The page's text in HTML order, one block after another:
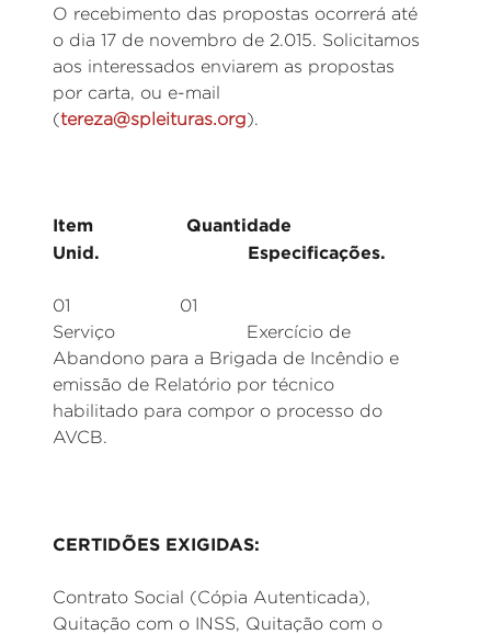
O recebimento das propostas ocorrerá até
o dia 17 de novembro de 2.015. Solicitamos
aos interessados enviarem as propostas
por carta, ou e-mail
(tereza@spleituras.org).
Item Quantidade
Unid. Especificações.
01 01
Serviço Exercício de
Abandono para a Brigada de Incêndio e
emissão de Relatório por técnico
habilitado para compor o processo do
AVCB.
CERTIDÕES EXIGIDAS:
Contrato Social (Cópia Autenticada),
Quitação com o INSS, Quitação com o